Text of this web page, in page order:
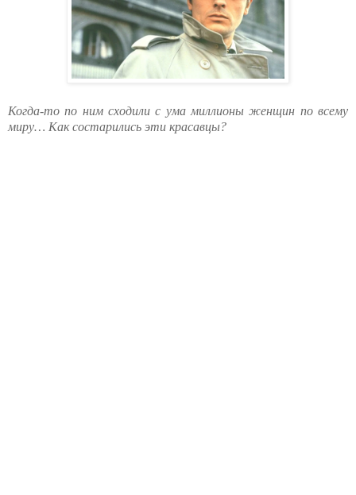
Когда-то по ним сходили с ума миллионы женщин по всему
миру… Как состарились эти красавцы?